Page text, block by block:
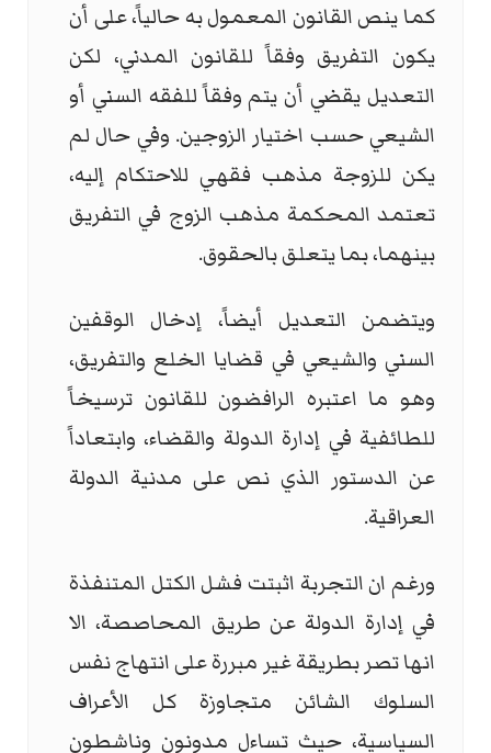
كما ينص القانون المعمول به حالياً، على أن
يكون التفريق وفقاً للقانون المدني، لكن
التعديل يقضي أن يتم وفقاً للفقه السني أو
الشيعي حسب اختيار الزوجين. وفي حال لم
يكن للزوجة مذهب فقهي للاحتكام إليه،
تعتمد المحكمة مذهب الزوج في التفريق
بينهما، بما يتعلق بالحقوق.
ويتضمن التعديل أيضاً، إدخال الوقفين
السني والشيعي في قضايا الخلع والتفريق،
وهو ما اعتبره الرافضون للقانون ترسيخاً
للطائفية في إدارة الدولة والقضاء، وابتعاداً
عن الدستور الذي نص على مدنية الدولة
العراقية.
ورغم ان التجربة اثبتت فشل الكتل المتنفذة
في إدارة الدولة عن طريق المحاصصة، الا
انها تصر بطريقة غير مبررة على انتهاج نفس
السلوك الشائن متجاوزة كل الأعراف
السياسية، حيث تساءل مدونون وناشطون